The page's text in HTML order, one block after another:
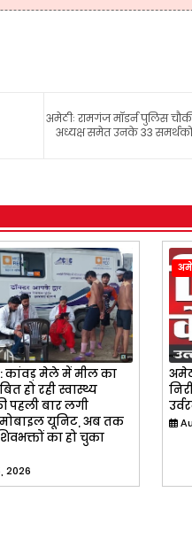
अमेठीः रामगंज मॉडर्न पुलिस
अध्यक्ष समेत उनके 33 समर्थकों
कांवड़ मेले में मील का
हो रही स्वास्थ्य
पहली बार लगी
यूनिट, अब तक
का हो चुका
2026